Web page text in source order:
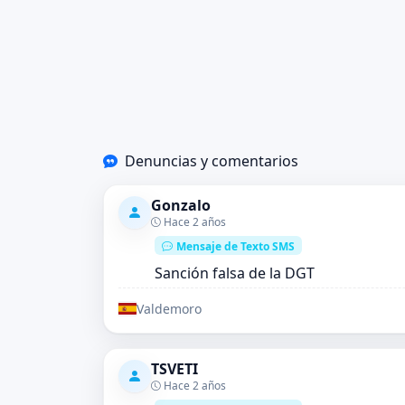
Denuncias y comentarios
Gonzalo
Hace 2 años
Mensaje de Texto SMS
Sanción falsa de la DGT
Valdemoro
TSVETI
Hace 2 años